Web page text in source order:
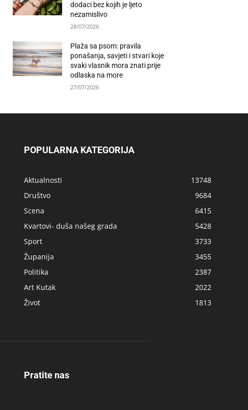
dodaci bez kojih je ljeto
nezamislivo
28/07/2026
Plaža sa psom: pravila
ponašanja, savjeti i stvari koje
svaki vlasnik mora znati prije
odlaska na more
27/07/2026
POPULARNA KATEGORIJA
Aktualnosti
13748
Društvo
9684
Scena
6415
Kvartovi- duša našeg grada
5428
Sport
3733
Županija
3455
Politika
2387
Art Kutak
2022
Život
1813
Pratite nas